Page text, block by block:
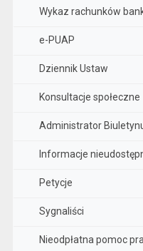
Wykaz rachunków
e-PUAP
Dziennik Ustaw
Konsultacje społeczne
Administrator
Informacje
Petycje
Sygnaliści
Nieodpłatna pomoc